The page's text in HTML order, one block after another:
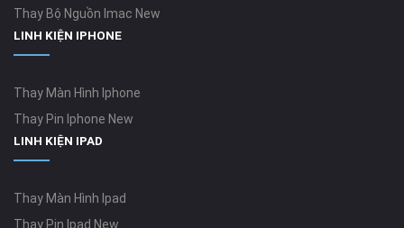
Thay Bộ Nguồn Imac New
LINH KIỆN IPHONE
Thay Màn Hình Iphone
Thay Pin Iphone New
LINH KIỆN IPAD
Thay Màn Hình Ipad
Thay Pin Ipad New